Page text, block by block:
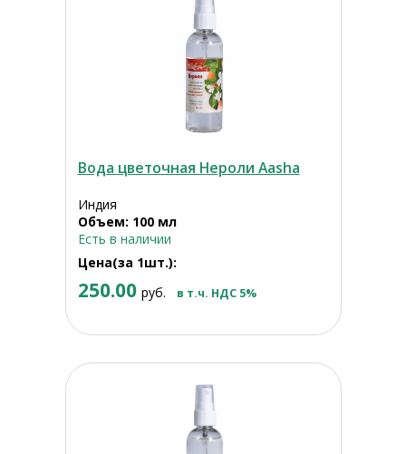
Вода цветочная Нероли Aasha
Индия
Объем: 100 мл
Есть в наличии
Цена(за 1шт.):
250.00 руб. в т.ч. НДС 5%